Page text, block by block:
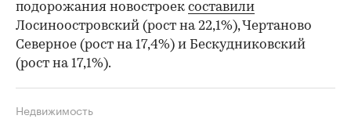
подорожания новостроек составили
Лосиноостровский (рост на 22,1%), Чертаново
Северное (рост на 17,4%) и Бескудниковский
(рост на 17,1%).
Недвижимость